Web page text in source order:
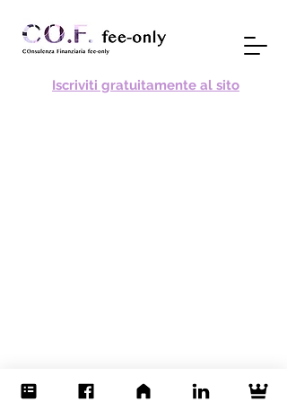
Iscriviti gratuitamente al sito
Email Follow